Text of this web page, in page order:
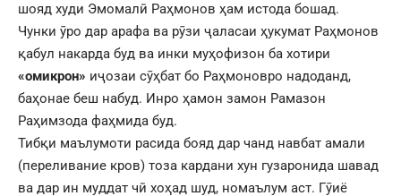
шояд худи Эмомалӣ Раҳмонов ҳам истода бошад.
Чунки ӯро дар арафа ва рӯзи ҷаласаи ҳукумат Раҳмонов
қабул накарда буд ва инки муҳофизон ба хотири
«омикрон» иҷозаи сӯҳбат бо Раҳмоновро надоданд,
баҳонае беш набуд. Инро ҳамон замон Рамазон
Раҳимзода фаҳмида буд.
Тибқи маълумоти расида бояд дар чанд навбат амали
(переливание кров) тоза кардани хун гузаронида шавад
ва дар ин муддат чӣ хоҳад шуд, номаълум аст. Гӯиё